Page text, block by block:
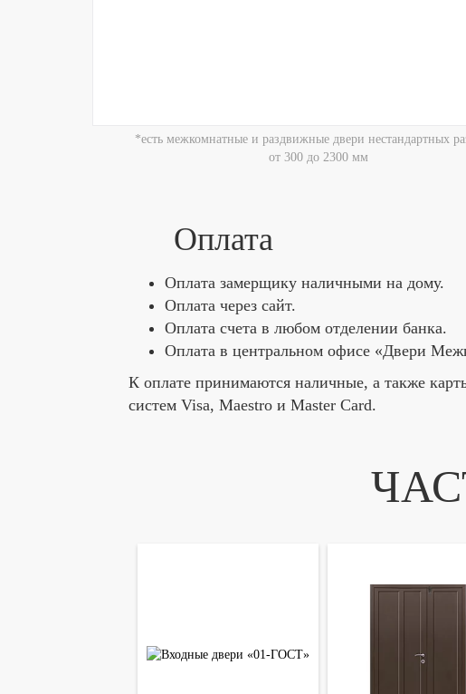
*есть межкомнатные и раздвижные двери нестандартных
от 300 до 2300 мм
Оплата
Оплата замерщику наличными на дому.
Оплата через сайт.
Оплата счета в любом отделении банка.
Оплата в центральном офисе «Двери
К оплате принимаются наличные, а также
систем Visa, Maestro и Master Card.